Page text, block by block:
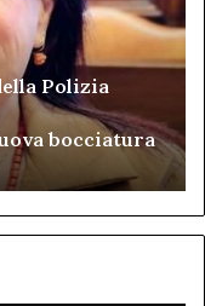
Polizia
bocciatura
ai